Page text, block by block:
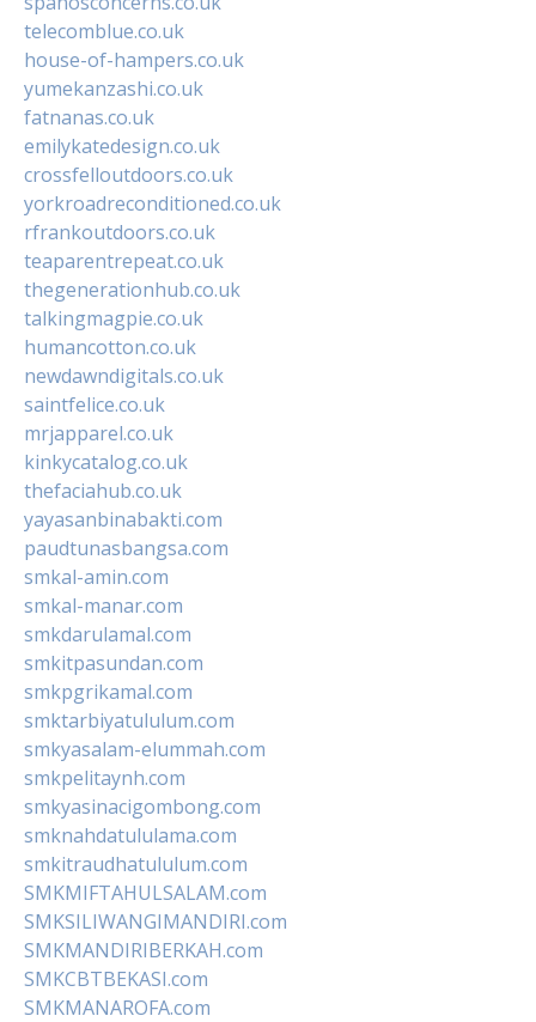
telecomblue.co.uk
house-of-hampers.co.uk
yumekanzashi.co.uk
fatnanas.co.uk
emilykatedesign.co.uk
crossfelloutdoors.co.uk
yorkroadreconditioned.co.uk
rfrankoutdoors.co.uk
teaparentrepeat.co.uk
thegenerationhub.co.uk
talkingmagpie.co.uk
humancotton.co.uk
newdawndigitals.co.uk
saintfelice.co.uk
mrjapparel.co.uk
kinkycatalog.co.uk
thefaciahub.co.uk
yayasanbinabakti.com
paudtunasbangsa.com
smkal-amin.com
smkal-manar.com
smkdarulamal.com
smkitpasundan.com
smkpgrikamal.com
smktarbiyatululum.com
smkyasalam-elummah.com
smkpelitaynh.com
smkyasinacigombong.com
smknahdatululama.com
smkitraudhatululum.com
SMKMIFTAHULSALAM.com
SMKSILIWANGIMANDIRI.com
SMKMANDIRIBERKAH.com
SMKCBTBEKASI.com
SMKMANAROFA.com